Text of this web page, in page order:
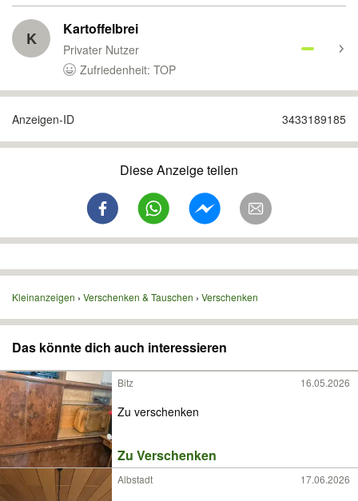
K Kartoffelbrei
Privater Nutzer
Zufriedenheit: TOP
Anzeigen-ID 3433189185
Diese Anzeige teilen
Kleinanzeigen Verschenken & Tauschen Verschenken
Das könnte dich auch interessieren
Bitz 16.05.2026
Zu verschenken
Zu Verschenken
Albstadt 17.06.2026